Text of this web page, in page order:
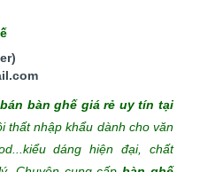
bàn ghế giá rẻ uy tín tại
thất nhập khẩu dành cho văn
dáng hiện đại, chất